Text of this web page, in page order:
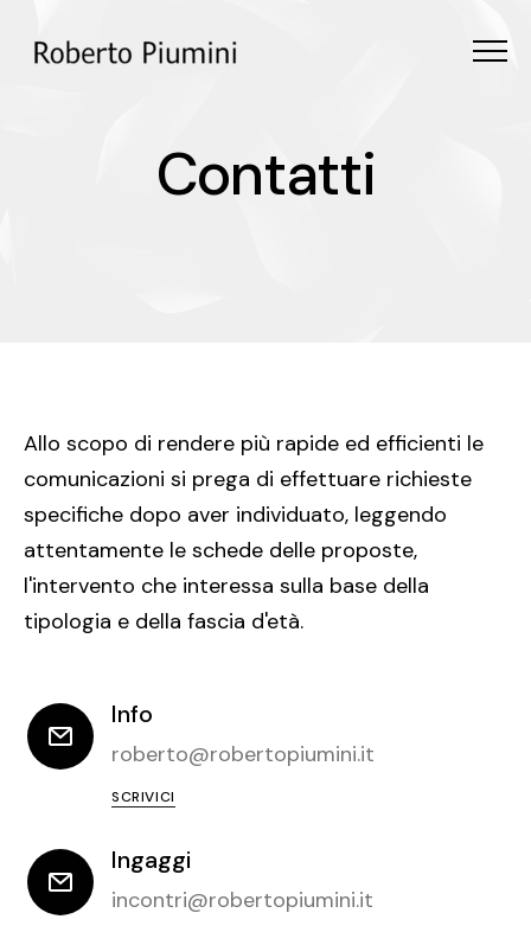
Contatti
Contatti
Allo scopo di rendere più rapide ed efficienti le
comunicazioni si prega di effettuare richieste
specifiche dopo aver individuato, leggendo
attentamente le schede delle proposte,
l'intervento che interessa sulla base della
tipologia e della fascia d'età.
Info
roberto@robertopiumini.it
SCRIVICI
Ingaggi
incontri@robertopiumini.it